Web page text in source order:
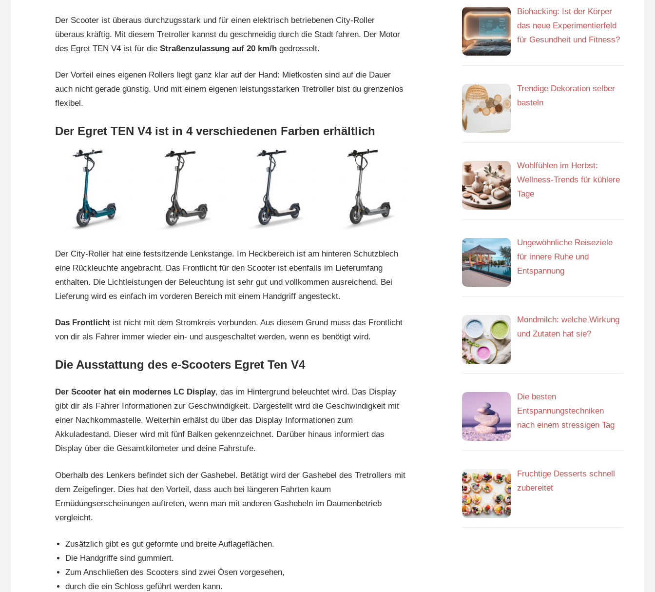
Der Scooter ist überaus durchzugsstark und für einen elektrisch betriebenen City-Roller
überaus kräftig. Mit diesem Tretroller kannst du geschmeidig durch die Stadt fahren. Der Motor
des Egret TEN V4 ist für die Straßenzulassung auf 20 km/hgedrosselt.
Der Vorteil eines eigenen Rollers liegt ganz klar auf der Hand: Mietkosten sind auf die Dauer
auch nicht gerade günstig. Und mit einem eigenen leistungsstarken Tretroller bist du grenzenlos
flexibel.
Der Egret TEN V4 ist in 4 verschiedenen Farben erhältlich
Der City-Roller hat eine festsitzende Lenkstange. Im Heckbereich ist am hinteren Schutzblech
eine Rückleuchte angebracht. Das Frontlicht für den Scooter ist ebenfalls im Lieferumfang
enthalten. Die Lichtleistungen der Beleuchtung ist sehr gut und vollkommen ausreichend. Bei
Lieferung wird es einfach im vorderen Bereich mit einem Handgriff angesteckt.
Das Frontlichtist nicht mit dem Stromkreis verbunden. Aus diesem Grund muss das Frontlicht
von dir als Fahrer immer wieder ein- und ausgeschaltet werden, wenn es benötigt wird.
Die Ausstattung des e-Scooters Egret Ten V4
Der Scooter hat ein modernes LC Display, das im Hintergrund beleuchtet wird. Das Display
gibt dir als Fahrer Informationen zur Geschwindigkeit. Dargestellt wird die Geschwindigkeit mit
einer Nachkommastelle. Weiterhin erhälst du über das Display Informationen zum
Akkuladestand. Dieser wird mit fünf Balken gekennzeichnet. Darüber hinaus informiert das
Display über die Gesamtkilometer und deine Fahrstufe.
Oberhalb des Lenkers befindet sich der Gashebel. Betätigt wird der Gashebel des Tretrollers mit
dem Zeigefinger. Dies hat den Vorteil, dass auch bei längeren Fahrten kaum
Ermüdungserscheinungen auftreten, wenn man mit anderen Gashebeln im Daumenbetrieb
vergleicht.
Zusätzlich gibt es gut geformte und breite Auflageflächen.
Die Handgriffe sind gummiert.
Zum Anschließen des Scooters sind zwei Ösen vorgesehen,
durch die ein Schloss geführt werden kann.
Biohacking: Ist der Körper
das neue Experimentierfeld
für Gesundheit und Fitness?
Trendige Dekoration selber
basteln
Wohlfühlen im Herbst:
Wellness-Trends für kühlere
Tage
Ungewöhnliche Reiseziele
für innere Ruhe und
Entspannung
Mondmilch: welche Wirkung
und Zutaten hat sie?
Die besten
Entspannungstechniken
nach einem stressigen Tag
Fruchtige Desserts schnell
zubereitet